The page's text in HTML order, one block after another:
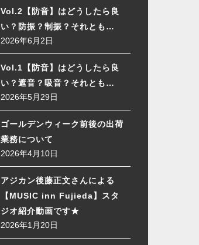
Vol.2【防音】はどうしたら良
い？防振？制振？それとも…
2026年6月2日
Vol.1【防音】はどうしたら良
い？遮音？吸音？それとも…
2026年5月29日
ゴールデンウィーク前後の出荷
業務について
2026年4月10日
アジカン後藤正文さんによる
【MUSIC inn Fujieda】スタ
ジオ紹介動画です★
2026年1月20日